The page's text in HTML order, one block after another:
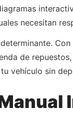
necesitan
de
vehículo sin